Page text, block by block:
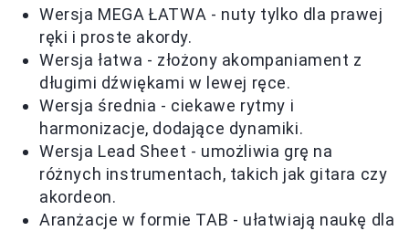
Wersja MEGA ŁATWA - nuty tylko dla prawej
ręki i proste akordy.
Wersja łatwa - złożony akompaniament z
długimi dźwiękami w lewej ręce.
Wersja średnia - ciekawe rytmy i
harmonizacje, dodające dynamiki.
Wersja Lead Sheet - umożliwia grę na
różnych instrumentach, takich jak gitara czy
akordeon.
Aranżacje w formie TAB - ułatwiają naukę dla